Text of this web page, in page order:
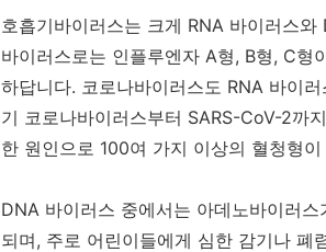
호흡기바이러스는 크게 RNA 바이러스
바이러스로는 인플루엔자 A형, B형, C
하답니다. 코로나바이러스도 RNA 바이
기 코로나바이러스부터 SARS-CoV-2까
한 원인으로 100여 가지 이상의 혈청형
DNA 바이러스 중에서는 아데노바이러
되며, 주로 어린이들에게 심한 감기나 폐